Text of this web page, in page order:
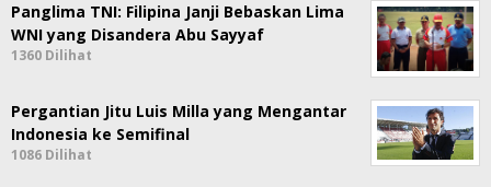
Panglima TNI: Filipina Janji Bebaskan Lima
WNI yang Disandera Abu Sayyaf
1360 Dilihat
Pergantian Jitu Luis Milla yang Mengantar
Indonesia ke Semifinal
1086 Dilihat